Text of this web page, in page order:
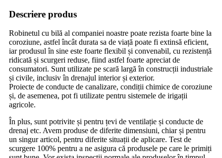
Descriere produs
Robinetul cu bilă al companiei noastre poate rezista foarte bine la
coroziune, astfel încât durata sa de viață poate fi extinsă eficient,
iar produsul în sine este foarte flexibil și convenabil, cu rezistență
ridicată și scurgeri reduse, fiind astfel foarte apreciat de
consumatori. Sunt utilizate pe scară largă în construcții industriale
și civile, inclusiv în drenajul interior și exterior.
Proiecte de conducte de canalizare, condiții chimice de coroziune
și, de asemenea, pot fi utilizate pentru sistemele de irigații
agricole.
În plus, sunt potrivite și pentru țevi de ventilație și conducte de
drenaj etc. Avem produse de diferite dimensiuni, chiar și pentru
un singur articol, pentru diferite situații de aplicare. Test de
scurgere 100% pentru a ne asigura că produsele pe care le primiți